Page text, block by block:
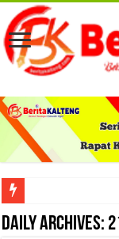
Viral! Selama Dua Bulan
Daily Archives: